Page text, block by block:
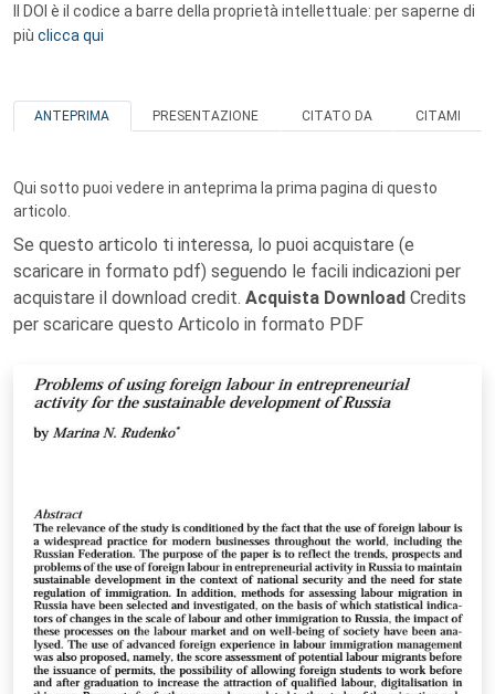
Il DOI è il codice a barre della proprietà intellettuale: per saperne di
più clicca qui
ANTEPRIMA PRESENTAZIONE CITATO DA CITAMI
Qui sotto puoi vedere in anteprima la prima pagina di questo
articolo.
Se questo articolo ti interessa, lo puoi acquistare (e
scaricare in formato pdf) seguendo le facili indicazioni per
acquistare il download credit. Acquista Download Credits
per scaricare questo Articolo in formato PDF